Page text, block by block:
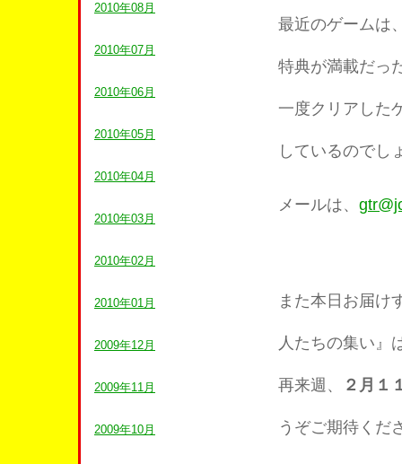
2010年08月
2010年07月
2010年06月
2010年05月
2010年04月
2010年03月
2010年02月
2010年01月
2009年12月
2009年11月
2009年10月
最近のゲームは
特典が満載だっ
一度クリアした
しているのでし
メールは、
また本日お届け
人たちの集い』
再来週、 ２月１
うぞご期待くだ